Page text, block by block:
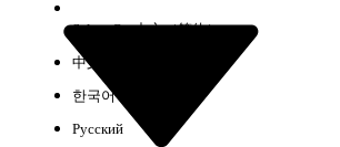
Select Org中文（简体）
中文（繁体）
한국어
Русский